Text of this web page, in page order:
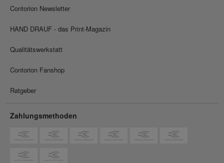
Contorion Newsletter
HAND DRAUF - das Print-Magazin
Qualitätswerkstatt
Contorion Fanshop
Ratgeber
Zahlungsmethoden